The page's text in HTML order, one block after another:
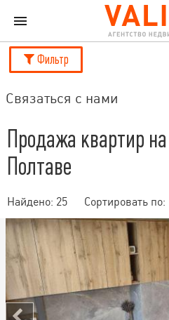
Фильтр
Связаться с нами
Продажа квартир
Полтаве
Найдено: 25 Сортировать по: